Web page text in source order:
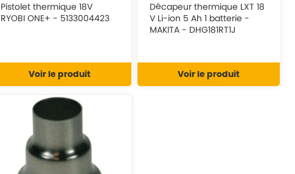
Pistolet thermique 18V
RYOBI ONE+ - 5133004423
Voir le produit
Décapeur thermique LXT 18
V Li-ion 5 Ah 1 batterie -
MAKITA - DHG181RT1J
Voir le produit